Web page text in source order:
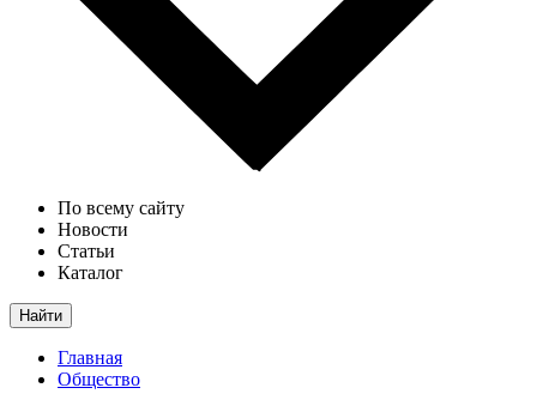
По всему сайту
Новости
Статьи
Каталог
Найти
Главная
Общество